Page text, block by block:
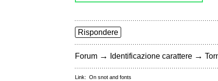
Rispondere
Forum → Identificazione carattere →
Link: On snot and fonts